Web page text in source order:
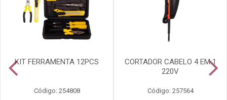
KIT FERRAMENTA 12PCS
Código: 254808
CORTADOR CABELO 4 EM 1
220V
Código: 257564